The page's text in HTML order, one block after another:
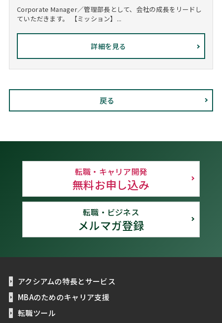
Corporate Manager／管理部長として、会社の成長をリードし
ていただきます。 【ミッション】...
詳細を見る
戻る
転職・キャリア開発
無料お申し込み
転職・ビジネス
メルマガ登録
アクシアムの特長とサービス
MBAのためのキャリア支援
転職ツール